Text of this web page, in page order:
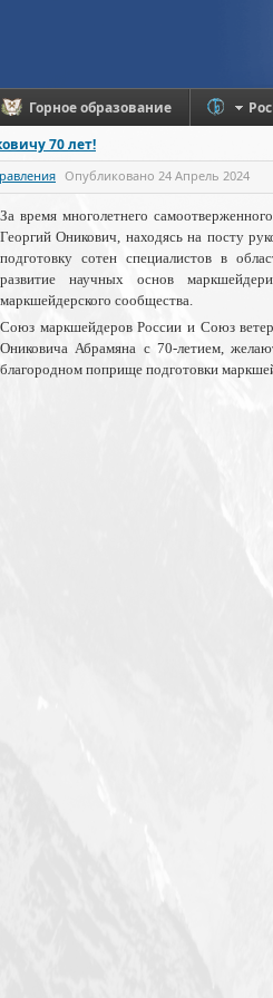
Горное образование
70 лет!
Опубликовано 24 Апрель 2024
За время многолетнего
Георгий Оникович, находясь на посту
подготовку сотен специалистов в
развитие научных основ
маркшейдерского сообщества.
Союз маркшейдеров России и Союз
Ониковича Абрамяна с 70-летием,
благородном поприще подготовки